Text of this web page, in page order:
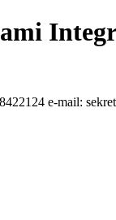
e-mail: